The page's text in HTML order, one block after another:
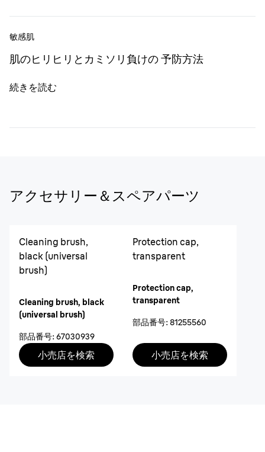
敏感肌
肌のヒリヒリとカミソリ負けの 予防方法
続きを読む
アクセサリー＆スペアパーツ
Cleaning brush,
black (universal
brush)
Cleaning brush, black
(universal brush)
部品番号: 67030939
小売店を検索
Protection cap,
transparent
Protection cap,
transparent
部品番号: 81255560
小売店を検索